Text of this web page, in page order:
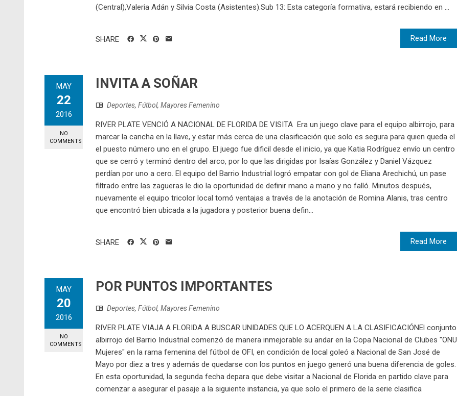
(Central),Valeria Adán y Silvia Costa (Asistentes).Sub 13: Esta categoría formativa, estará recibiendo en ...
Read More
SHARE
MAY
22
2016
NO
COMMENTS
INVITA A SOÑAR
Deportes, Fútbol, Mayores Femenino
RIVER PLATE VENCIÓ A NACIONAL DE FLORIDA DE VISITA Era un juego clave para el equipo albirrojo, para
marcar la cancha en la llave, y estar más cerca de una clasificación que solo es segura para quien queda el
el puesto número uno en el grupo. El juego fue dificil desde el inicio, ya que Katia Rodríguez envío un centro
que se cerró y terminó dentro del arco, por lo que las dirigidas por Isaías González y Daniel Vázquez
perdían por uno a cero. El equipo del Barrio Industrial logró empatar con gol de Eliana Arechichú, un pase
filtrado entre las zagueras le dio la oportunidad de definir mano a mano y no falló. Minutos después,
nuevamente el equipo tricolor local tomó ventajas a través de la anotación de Romina Alanis, tras centro
que encontró bien ubicada a la jugadora y posterior buena defin...
Read More
SHARE
MAY
20
2016
NO
COMMENTS
POR PUNTOS IMPORTANTES
Deportes, Fútbol, Mayores Femenino
RIVER PLATE VIAJA A FLORIDA A BUSCAR UNIDADES QUE LO ACERQUEN A LA CLASIFICACIÓNEl conjunto
albirrojo del Barrio Industrial comenzó de manera inmejorable su andar en la Copa Nacional de Clubes "ONU
Mujeres" en la rama femenina del fútbol de OFI, en condición de local goleó a Nacional de San José de
Mayo por diez a tres y además de quedarse con los puntos en juego generó una buena diferencia de goles.
En esta oportunidad, la segunda fecha depara que debe visitar a Nacional de Florida en partido clave para
comenzar a asegurar el pasaje a la siguiente instancia, ya que solo el primero de la serie clasifica